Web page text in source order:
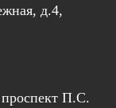
д.4,
П.С.